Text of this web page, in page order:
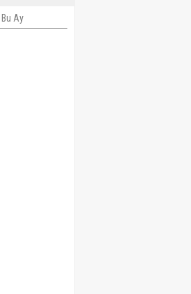
Bu Ay